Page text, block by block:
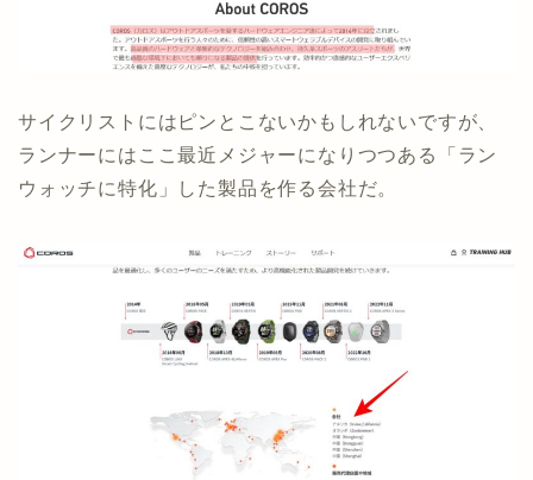
サイクリストにはピンとこないかもしれないですが、
ランナーにはここ最近メジャーになりつつある「ラン
ウォッチに特化」した製品を作る会社だ。